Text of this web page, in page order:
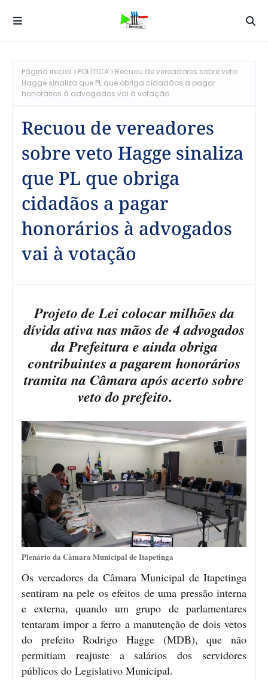
Página inicial POLÍTICA
Recuou de vereadores sobre veto
Hagge sinaliza que PL que obriga cidadãos a pagar
honorários à advogados vai à votação
Recuou de vereadores
sobre veto Hagge sinaliza
que PL que obriga
cidadãos a pagar
honorários à advogados
vai à votação
Projeto de Lei colocar milhões da
dívida ativa nas mãos de 4 advogados
da Prefeitura e ainda obriga
contribuintes a pagarem honorários
tramita na Câmara após acerto sobre
veto do prefeito.
Plenário da Câmara Municipal de Itapetinga
Os vereadores da Câmara Municipal de Itapetinga
sentiram na pele os efeitos de uma pressão interna
e externa, quando um grupo de parlamentares
tentaram impor a ferro a manutenção de dois vetos
do prefeito Rodrigo Hagge (MDB), que não
permitiam reajuste a salários dos servidores
públicos do Legislativo Municipal.